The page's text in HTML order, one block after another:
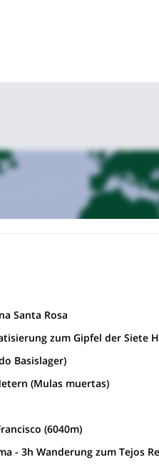
Santa Rosa
zum Gipfel der Siete
Basislager)
(Mulas muertas)
(6040m)
- 3h Wanderung zum Tejos